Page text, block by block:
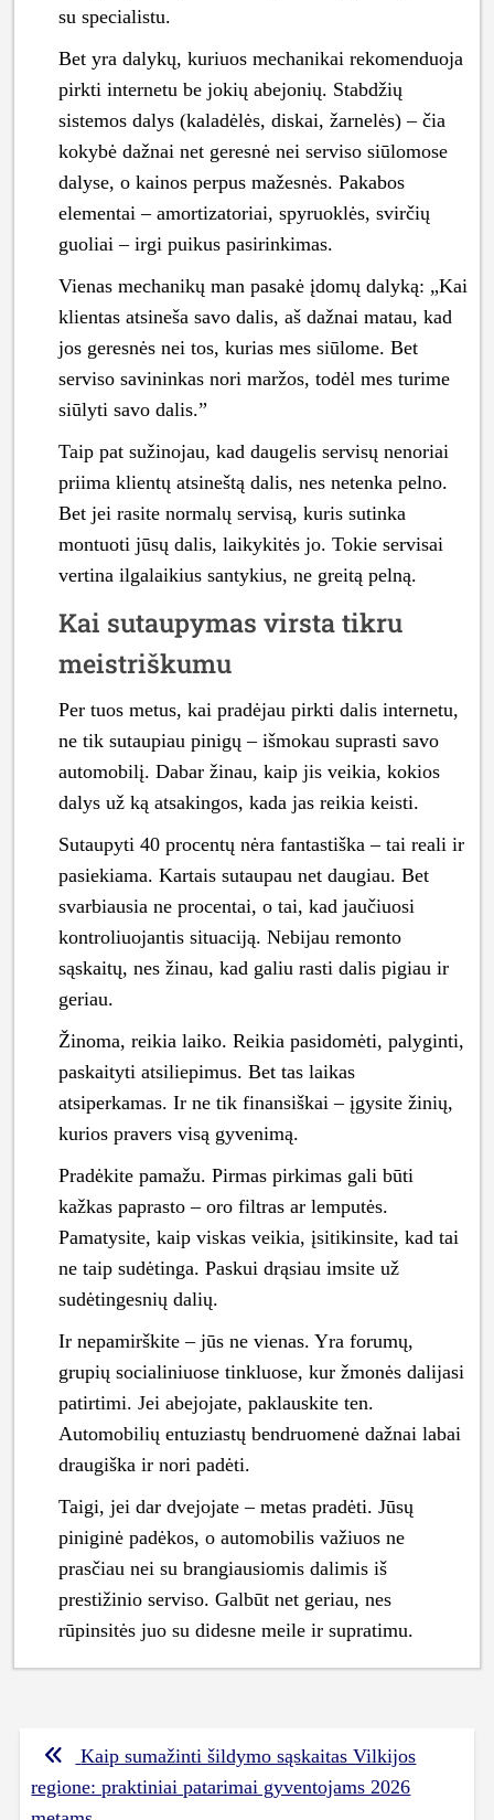
su specialistu.
Bet yra dalykų, kuriuos mechanikai rekomenduoja
pirkti internetu be jokių abejonių. Stabdžių
sistemos dalys (kaladėlės, diskai, žarnelės) – čia
kokybė dažnai net geresnė nei serviso siūlomose
dalyse, o kainos perpus mažesnės. Pakabos
elementai – amortizatoriai, spyruoklės, svirčių
guoliai – irgi puikus pasirinkimas.
Vienas mechanikų man pasakė įdomų dalyką: „Kai
klientas atsineša savo dalis, aš dažnai matau, kad
jos geresnės nei tos, kurias mes siūlome. Bet
serviso savininkas nori maržos, todėl mes turime
siūlyti savo dalis.”
Taip pat sužinojau, kad daugelis servisų nenoriai
priima klientų atsineštą dalis, nes netenka pelno.
Bet jei rasite normalų servisą, kuris sutinka
montuoti jūsų dalis, laikykitės jo. Tokie servisai
vertina ilgalaikius santykius, ne greitą pelną.
Kai sutaupymas virsta tikru
meistriškumu
Per tuos metus, kai pradėjau pirkti dalis internetu,
ne tik sutaupiau pinigų – išmokau suprasti savo
automobilį. Dabar žinau, kaip jis veikia, kokios
dalys už ką atsakingos, kada jas reikia keisti.
Sutaupyti 40 procentų nėra fantastiška – tai reali ir
pasiekiama. Kartais sutaupau net daugiau. Bet
svarbiausia ne procentai, o tai, kad jaučiuosi
kontroliuojantis situaciją. Nebijau remonto
sąskaitų, nes žinau, kad galiu rasti dalis pigiau ir
geriau.
Žinoma, reikia laiko. Reikia pasidomėti, palyginti,
paskaityti atsiliepimus. Bet tas laikas
atsiperkamas. Ir ne tik finansiškai – įgysite žinių,
kurios pravers visą gyvenimą.
Pradėkite pamažu. Pirmas pirkimas gali būti
kažkas paprasto – oro filtras ar lemputės.
Pamatysite, kaip viskas veikia, įsitikinsite, kad tai
ne taip sudėtinga. Paskui drąsiau imsite už
sudėtingesnių dalių.
Ir nepamirškite – jūs ne vienas. Yra forumų,
grupių socialiniuose tinkluose, kur žmonės dalijasi
patirtimi. Jei abejojate, paklauskite ten.
Automobilių entuziastų bendruomenė dažnai labai
draugiška ir nori padėti.
Taigi, jei dar dvejojate – metas pradėti. Jūsų
piniginė padėkos, o automobilis važiuos ne
prasčiau nei su brangiausiomis dalimis iš
prestižinio serviso. Galbūt net geriau, nes
rūpinsitės juo su didesne meile ir supratimu.
Navigacija
tarp
Kaip sumažinti šildymo sąskaitas Vilkijos
regione: praktiniai patarimai gyventojams 2026